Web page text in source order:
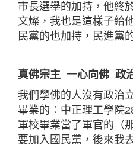
市長選舉的加持，他終
文燦，我也是這樣子給
民黨的也加持，民進黨
真佛宗主 一心向佛 政
我們學佛的人沒有政治
畢業的：中正理工學院
軍校畢業當了軍官的（
要加入國民黨，後來我